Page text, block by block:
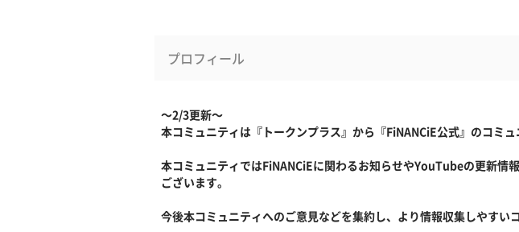
プロフィール
～2/3更新～
本コミュニティは『トークンプラス』から『FiNANCiE公式』のコミュ
本コミュニティではFiNANCiEに関わるお知らせやYouTubeの更新情
ございます。
今後本コミュニティへのご意見などを集約し、より情報収集しやすい